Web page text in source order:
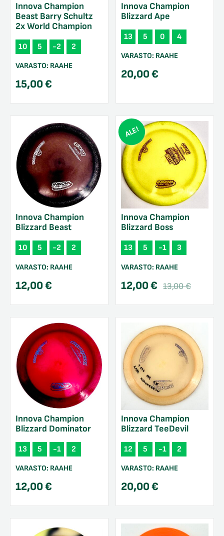
Innova Champion
Beast Barry Schultz
2x World Champion
10 5 -2 2
VARASTO: RAAHE
15,00€
Innova Champion
Blizzard Ape
13 5 0 4
VARASTO: RAAHE
20,00€
Innova Champion
Blizzard Beast
10 5 -2 2
VARASTO: RAAHE
12,00€
ALE!
Innova Champion
Blizzard Boss
13 5 -1 3
VARASTO: RAAHE
13,00€
oli:
13,00
12,00€
on:
12,00
Innova Champion
Blizzard Dominator
13 5 -1 2
VARASTO: RAAHE
12,00€
Innova Champion
Blizzard TeeDevil
12 5 -1 2
VARASTO: RAAHE
20,00€